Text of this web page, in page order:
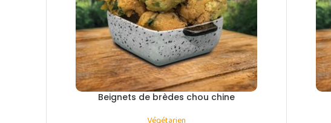
Beignets de brèdes chou chine